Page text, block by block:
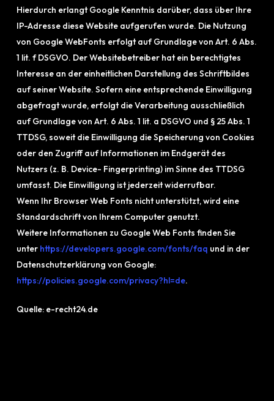
Hierdurch erlangt Google Kenntnis darüber, dass über Ihre
IP-Adresse diese Website aufgerufen wurde. Die Nutzung
von Google WebFonts erfolgt auf Grundlage von Art. 6 Abs.
1 lit. f DSGVO. Der Websitebetreiber hat ein berechtigtes
Interesse an der einheitlichen Darstellung des Schriftbildes
auf seiner Website. Sofern eine entsprechende Einwilligung
abgefragt wurde, erfolgt die Verarbeitung ausschließlich
auf Grundlage von Art. 6 Abs. 1 lit. a DSGVO und § 25 Abs. 1
TTDSG, soweit die Einwilligung die Speicherung von Cookies
oder den Zugriff auf Informationen im Endgerät des
Nutzers (z. B. Device- Fingerprinting) im Sinne des TTDSG
umfasst. Die Einwilligung ist jederzeit widerrufbar.
Wenn Ihr Browser Web Fonts nicht unterstützt, wird eine
Standardschrift von Ihrem Computer genutzt.
Weitere Informationen zu Google Web Fonts finden Sie
unter https://developers.google.com/fonts/faq und in der
Datenschutzerklärung von Google:
https://policies.google.com/privacy?hl=de.
Quelle: e-recht24.de